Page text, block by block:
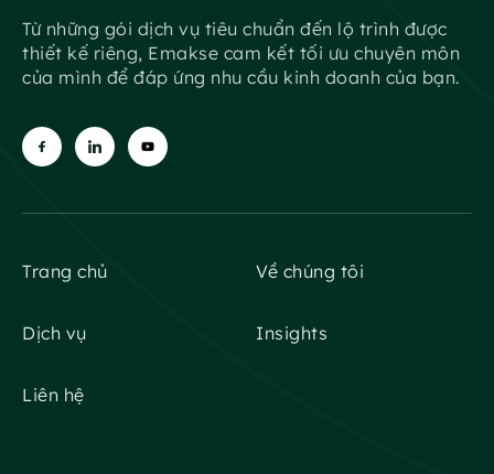
Từ những gói dịch vụ tiêu chuẩn đến lộ trình được
thiết kế riêng, Emakse cam kết tối ưu chuyên môn
của mình để đáp ứng nhu cầu kinh doanh của bạn.
Trang chủ Về chúng tôi
Dịch vụ Insights
Liên hệ